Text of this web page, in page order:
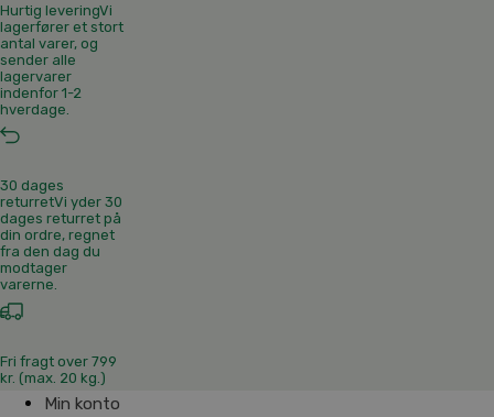
Hurtig leveringVi
lagerfører et stort
antal varer, og
sender alle
lagervarer
indenfor 1-2
hverdage.
30 dages
returretVi yder 30
dages returret på
din ordre, regnet
fra den dag du
modtager
varerne.
Fri fragt over 799
kr. (max. 20 kg.)
Min konto